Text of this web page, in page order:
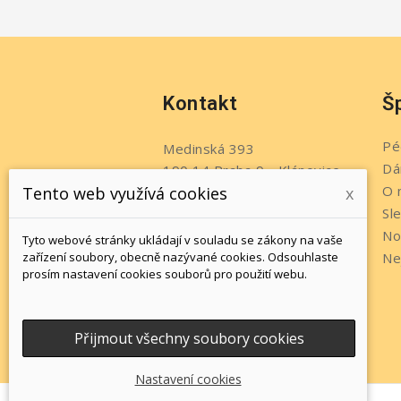
Kontakt
Medinská 393
190 14 Praha 9 - Klánovice
Česko
Telefon: +420 737 215 611
Napište nám:
info@jewelsbyromi.cz
O
Tento web využívá cookies x
Tyto webové stránky ukládají v souladu se zákony na vaše
zařízení soubory, obecně nazývané cookies. Odsouhlaste
prosím nastavení cookies souborů pro použití webu.
Přijmout všechny soubory cookies
Nastavení cookies